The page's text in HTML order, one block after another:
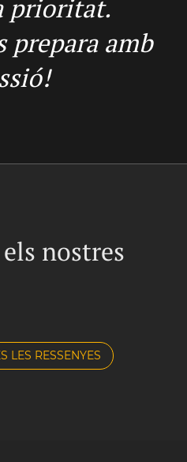
prioritat.
prepara amb
nostres
LES RESSENYES